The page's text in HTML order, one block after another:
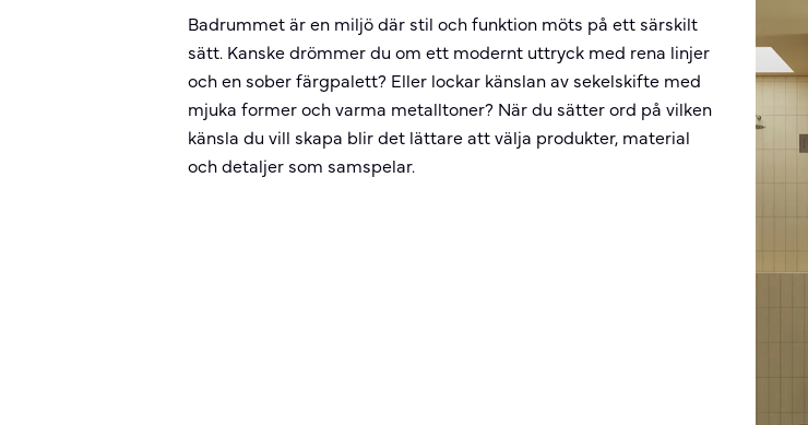
Badrummet är en miljö där stil och funktion möts på ett särskilt
sätt. Kanske drömmer du om ett modernt uttryck med rena linjer
och en sober färgpalett? Eller lockar känslan av sekelskifte med
mjuka former och varma metalltoner? När du sätter ord på vilken
känsla du vill skapa blir det lättare att välja produkter, material
och detaljer som samspelar.